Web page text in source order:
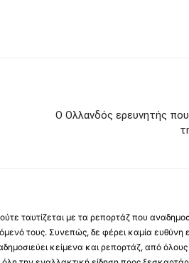
Ο Ολλανδός ερευνητής
ταυτίζεται με τα ρεπορτάζ που
τους. Συνεπώς, δε φέρει καμία
κείμενα και ρεπορτάζ, από όλους